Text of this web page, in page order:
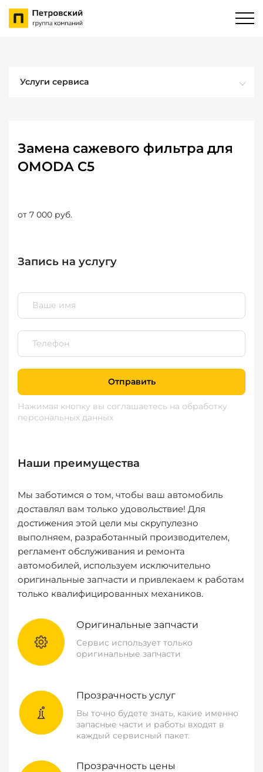
Услуги сервиса
Замена сажевого фильтра для
OMODA C5
от 7 000 руб.
Запись на услугу
Отправить
Нажимая кнопку вы соглашаетесь на обработку
персональных данных
Наши преимущества
Мы заботимся о том, чтобы ваш автомобиль
доставлял вам только удовольствие! Для
достижения этой цели мы скрупулезно
выполняем, разработанный производителем,
регламент обслуживания и ремонта
автомобилей, используем исключительно
оригинальные запчасти и привлекаем к работам
только квалифицированных механиков.
Оригинальные запчасти
Сервис использует только
оригинальные запчасти
Прозрачность услуг
Вы точно будете знать, какие именно
запасные части и работы входят в
каждый сервисный пакет.
Прозрачность цены